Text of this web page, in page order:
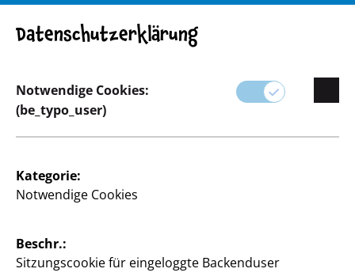
Sortiment Basteln & Heimwerken
Datenschutzerklärung
Notwendige Cookies:
(be_typo_user)
Kategorie:
Notwendige Cookies
Beschr.:
Sitzungscookie für eingeloggte Backenduser